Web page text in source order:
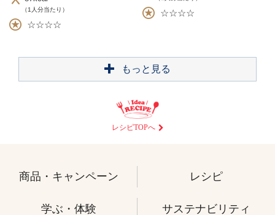
（1人分当たり）
☆☆☆☆
☆☆☆☆
もっと見る
レシピTOPへ
商品・キャンペーン レシピ
学ぶ・体験 サステナビリティ